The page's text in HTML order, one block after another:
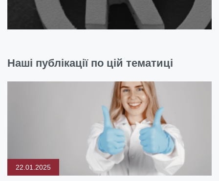
Наші публікації по цій тематиці
22.01.2025